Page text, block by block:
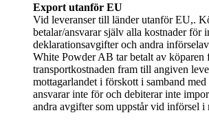
Export utanför EU
Vid leveranser till länder utanför EU,.
betalar/ansvarar själv alla kostnader för
deklarationsavgifter och andra
White Powder AB tar betalt av köparen
transportkostnaden fram till angiven
mottagarlandet i förskott i samband
ansvarar inte för och debiterar inte
andra avgifter som uppstår vid införsel i